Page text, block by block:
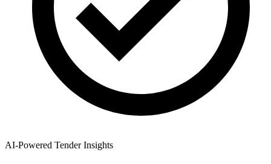
AI-Powered Tender Insights